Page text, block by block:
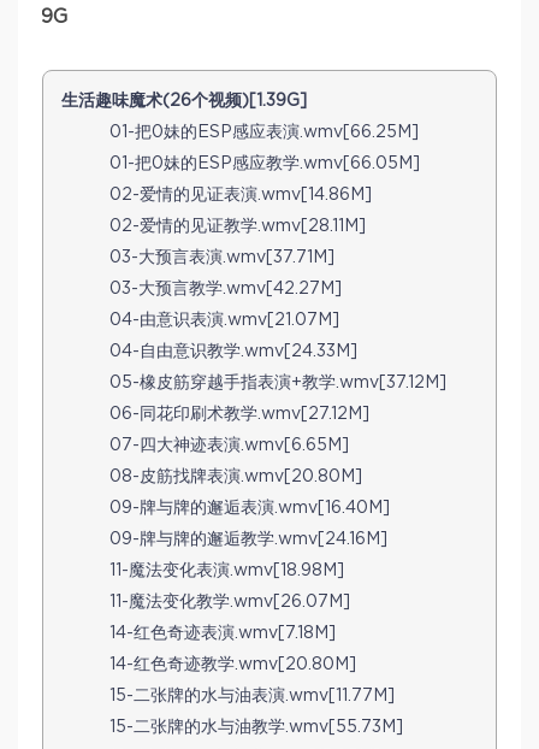
9G
生活趣味魔术(26个视频)[1.39G]
01-把0妹的ESP感应表演.wmv[66.25M]
01-把0妹的ESP感应教学.wmv[66.05M]
02-爱情的见证表演.wmv[14.86M]
02-爱情的见证教学.wmv[28.11M]
03-大预言表演.wmv[37.71M]
03-大预言教学.wmv[42.27M]
04-由意识表演.wmv[21.07M]
04-自由意识教学.wmv[24.33M]
05-橡皮筋穿越手指表演+教学.wmv[37.12M]
06-同花印刷术教学.wmv[27.12M]
07-四大神迹表演.wmv[6.65M]
08-皮筋找牌表演.wmv[20.80M]
09-牌与牌的邂逅表演.wmv[16.40M]
09-牌与牌的邂逅教学.wmv[24.16M]
11-魔法变化表演.wmv[18.98M]
11-魔法变化教学.wmv[26.07M]
14-红色奇迹表演.wmv[7.18M]
14-红色奇迹教学.wmv[20.80M]
15-二张牌的水与油表演.wmv[11.77M]
15-二张牌的水与油教学.wmv[55.73M]